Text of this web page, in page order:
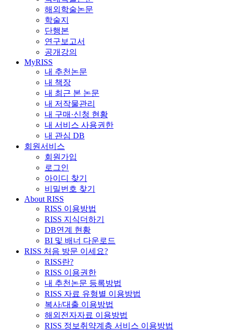
해외학술논문
학술지
단행본
연구보고서
공개강의
MyRISS
내 추천논문
내 책장
내 최근 본 논문
내 저작물관리
내 구매·신청 현황
내 서비스 사용권한
내 관심 DB
회원서비스
회원가입
로그인
아이디 찾기
비밀번호 찾기
About RISS
RISS 이용방법
RISS 지식더하기
DB연계 현황
BI 및 배너 다운로드
RISS 처음 방문 이세요?
RISS란?
RISS 이용권한
내 추천논문 등록방법
RISS 자료 유형별 이용방법
복사/대출 이용방법
해외전자자료 이용방법
RISS 정보취약계층 서비스 이용방법